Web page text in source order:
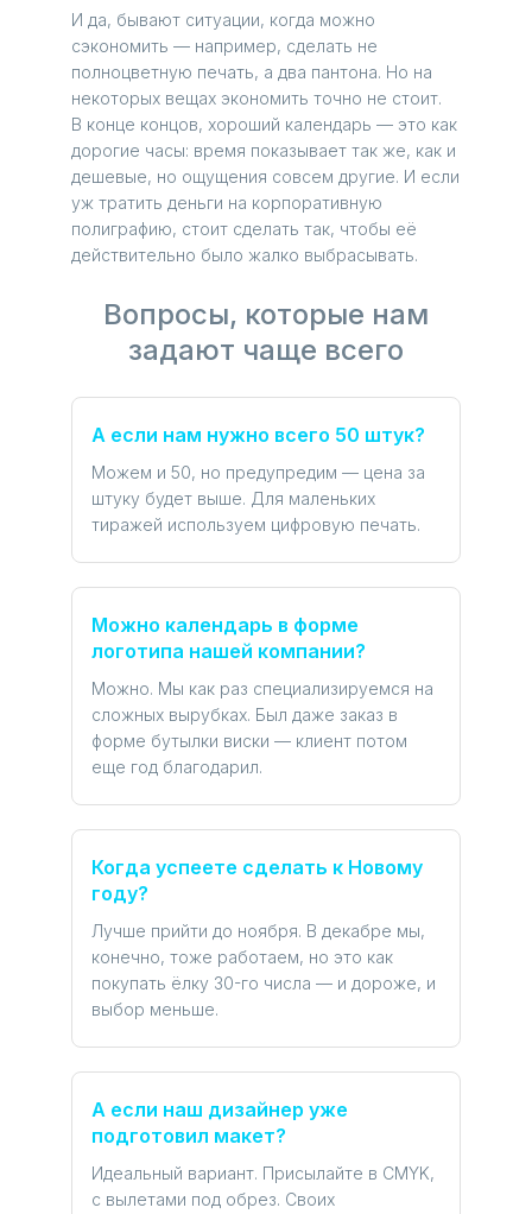
И да, бывают ситуации, когда можно
сэкономить — например, сделать не
полноцветную печать, а два пантона. Но на
некоторых вещах экономить точно не стоит.
В конце концов, хороший календарь — это как
дорогие часы: время показывает так же, как и
дешевые, но ощущения совсем другие. И если
уж тратить деньги на корпоративную
полиграфию, стоит сделать так, чтобы её
действительно было жалко выбрасывать.
Вопросы, которые нам
задают чаще всего
А если нам нужно всего 50 штук?
Можем и 50, но предупредим — цена за
штуку будет выше. Для маленьких
тиражей используем цифровую печать.
Можно календарь в форме
логотипа нашей компании?
Можно. Мы как раз специализируемся на
сложных вырубках. Был даже заказ в
форме бутылки виски — клиент потом
еще год благодарил.
Когда успеете сделать к Новому
году?
Лучше прийти до ноября. В декабре мы,
конечно, тоже работаем, но это как
покупать ёлку 30-го числа — и дороже, и
выбор меньше.
А если наш дизайнер уже
подготовил макет?
Идеальный вариант. Присылайте в CMYK,
с вылетами под обрез. Своих